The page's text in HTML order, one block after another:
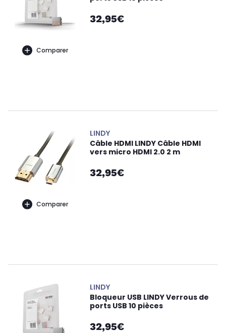
Comparer
32,95€
Comparer
LINDY
Câble HDMI LINDY Câble HDMI
vers micro HDMI 2.0 2 m
32,95€
LINDY
Bloqueur USB LINDY Verrous de
ports USB 10 pièces
32,95€